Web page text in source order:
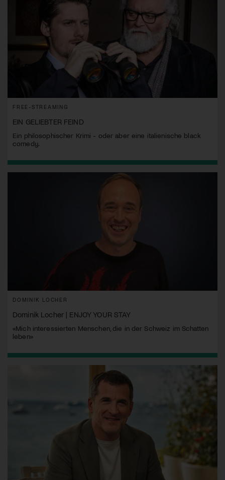
FREE-STREAMING
EIN GELIEBTER FEIND
Ein philosophischer Krimi - oder aber eine italienische black
comedy.
DOMINIK LOCHER
Dominik Locher | ENJOY YOUR STAY
«Mich interessierten Menschen, die in der Schweiz im Schatten
leben»